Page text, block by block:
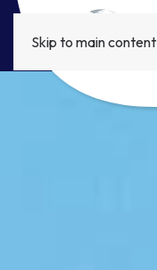
Skip to main content